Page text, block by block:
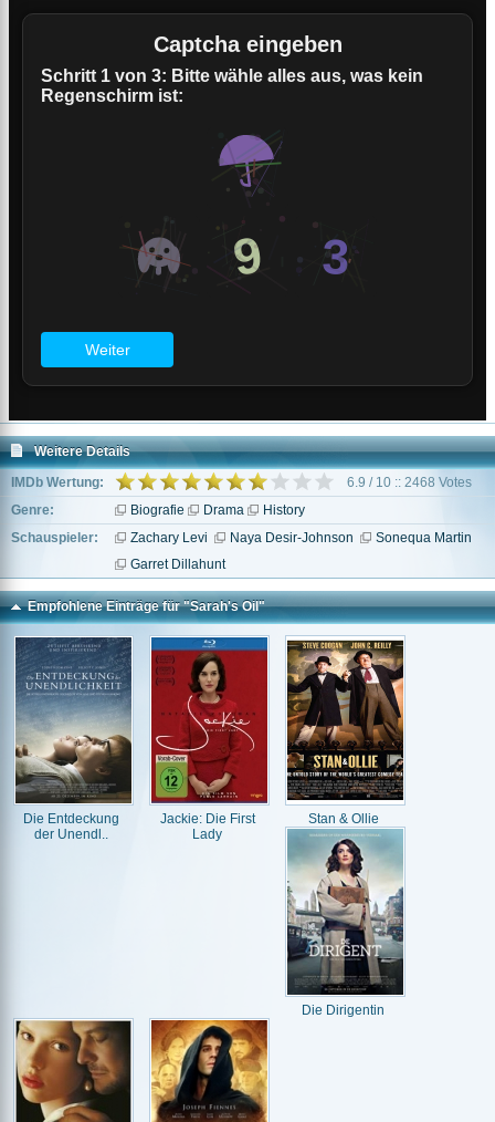
Weitere Details
IMDb Wertung:
6.9 / 10 :: 2468 Votes
Genre:
Biografie Drama
History
Schauspieler:
Zachary Levi Naya Desir-Johnson
Sonequa Martin
Garret Dillahunt
Empfohlene Einträge für "Sarah's Oil"
Die Entdeckung
der Unendl..
Jackie: Die First
Lady
Stan & Ollie
Die Dirigentin